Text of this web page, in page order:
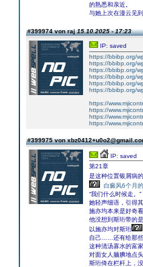
的熟悉和亲近。
与她上次在漫云见
#399974 von raj15.10.2025 - 17:23
IP: saved
https://bbibp.org/
https://bbibp.org/
https://bbibp.org/
https://bbibp.org/
https://bbibp.org/
https://bbibp.org/
https://
https://
https://
https://
#399975 von
IP: saved
第21章
是这种位置银屑病
白癜风6个月
“我们什么时候走。”
她轻声细语，引得
施亦均本来是好奇
他没想到斯珩带的
以施亦均对斯珩
自己……还有给那
这种清汤寡水的富
对面女人腼腆地点
斯珩倚在栏杆上，